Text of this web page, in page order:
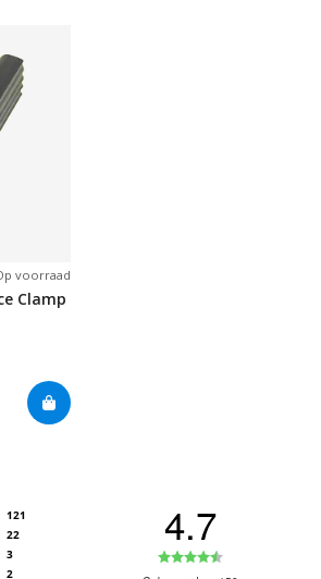
voorraad
Clamp
Beoordeling: 5 uit 5 sterren
121
Beoordeling: 4 uit 5 sterren
22
Beoordeling: 3 uit 5 sterren
3
Beoordeling: 2 uit 5 sterren
2
4.7